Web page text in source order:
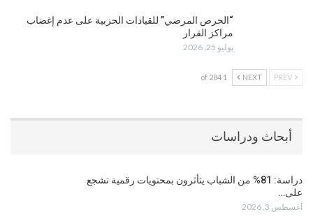
“الحرص المرضي” للقيادات الحزبية على عدم إغضاب
مراكز القرار
يوليو 25, 2026
NEXT
1 of 284
أبحاث ودراسات
دراسة: 81% من الشباب يتأثرون بمحتويات رقمية تشجع
على…
أغسطس 3, 2026